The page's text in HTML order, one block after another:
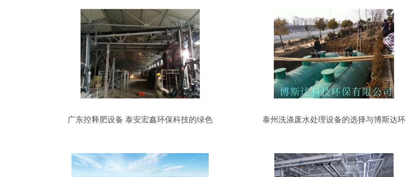
广东控释肥设备 泰安宏鑫环保科技的绿色
泰州洗涤废水处理设备的选择与博斯达环